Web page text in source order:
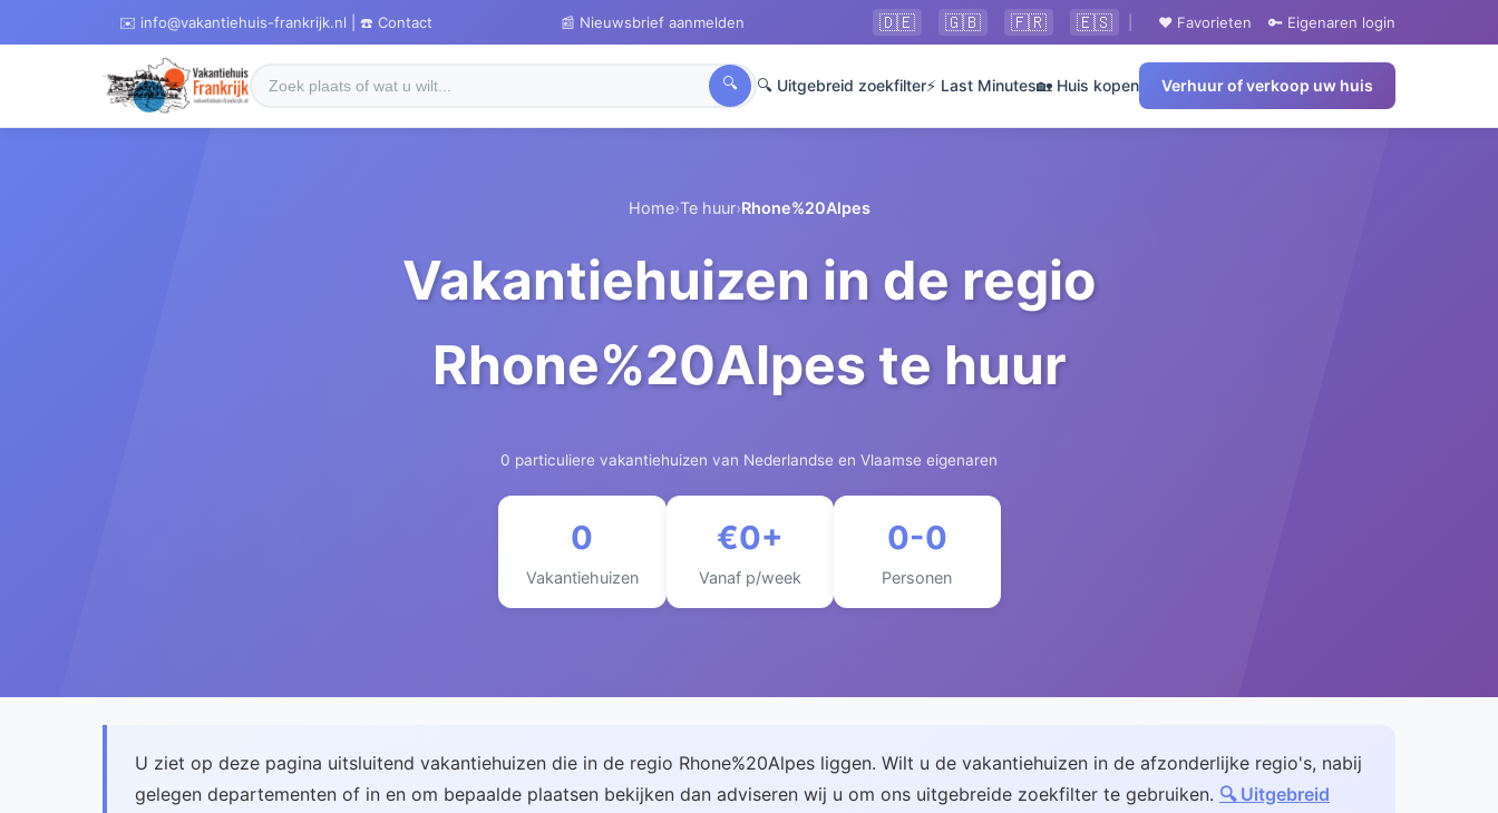
✉️ info@vakantiehuis-frankrijk.nl | ☎️ Contact 📰 Nieuwsbrief aanmelden 🇩🇪 🇬🇧 🇫🇷 🇪🇸 ❤️ Favorieten 🔑 Eigenaren login
🔍 🔍 Uitgebreid zoekfilter⚡ Last Minutes🏡 Huis kopen Verhuur of verkoop uw huis
Home›Te huur›Rhone%20Alpes
Vakantiehuizen in de regio
Rhone%20Alpes te huur
0 particuliere vakantiehuizen van Nederlandse en Vlaamse eigenaren
0
Vakantiehuizen
€0+
Vanaf p/week
0-0
Personen
U ziet op deze pagina uitsluitend vakantiehuizen die in de regio Rhone%20Alpes liggen. Wilt u de vakantiehuizen in de afzonderlijke regio's, nabij
gelegen departementen of in en om bepaalde plaatsen bekijken dan adviseren wij u om ons uitgebreide zoekfilter te gebruiken. 🔍 Uitgebreid